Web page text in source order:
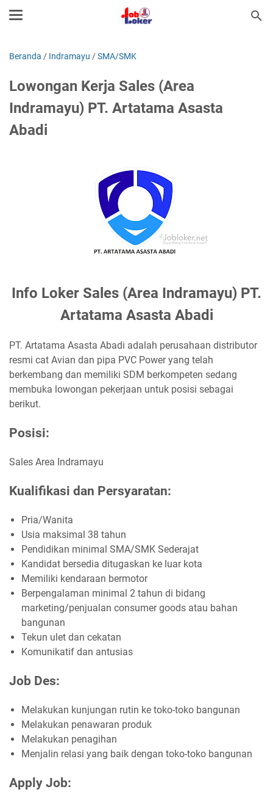
Beranda / Indramayu /SMA/SMK
Lowongan Kerja Sales (Area
Indramayu) PT. Artatama Asasta
Abadi
Info Loker Sales (Area Indramayu) PT.
Artatama Asasta Abadi
PT. Artatama Asasta Abadi adalah perusahaan distributor
resmi cat Avian dan pipa PVC Power yang telah
berkembang dan memiliki SDM berkompeten sedang
membuka lowongan pekerjaan untuk posisi sebagai
berikut.
Posisi:
Sales Area Indramayu
Kualifikasi dan Persyaratan:
Pria/Wanita
Usia maksimal 38 tahun
Pendidikan minimal SMA/SMK Sederajat
Kandidat bersedia ditugaskan ke luar kota
Memiliki kendaraan bermotor
Berpengalaman minimal 2 tahun di bidang
marketing/penjualan consumer goods atau bahan
bangunan
Tekun ulet dan cekatan
Komunikatif dan antusias
Job Des:
Melakukan kunjungan rutin ke toko-toko bangunan
Melakukan penawaran produk
Melakukan penagihan
Menjalin relasi yang baik dengan toko-toko bangunan
Apply Job: